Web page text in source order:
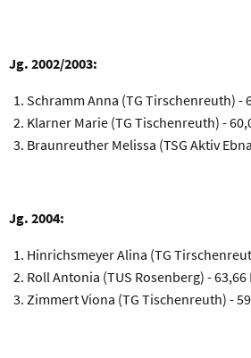
Jg. 2002/2003:
Schramm Anna (TG Tirschenreuth) -
Klarner Marie (TG Tischenreuth) -
Braunreuther Melissa (TSG Aktiv
Jg. 2004:
Hinrichsmeyer Alina (TG
Roll Antonia (TUS Rosenberg) - 63,66
Zimmert Viona (TG Tischenreuth) -